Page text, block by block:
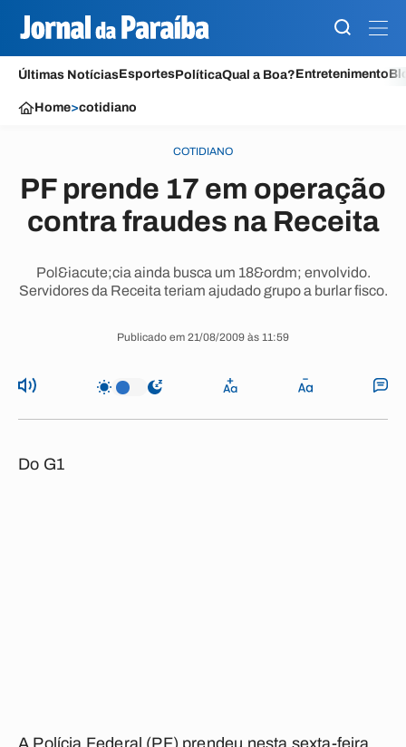
Últimas NotíciasEsportesPolíticaQual a Boa?Entretenimento
Home>cotidiano
COTIDIANO
PF prende 17 em operação
contra fraudes na Receita
Pol&iacute;cia ainda busca um 18&ordm; envolvido.
Servidores da Receita teriam ajudado grupo a burlar fisco.
Publicado em 21/08/2009 às 11:59
Do G1
A Polícia Federal (PF) prendeu nesta sexta-feira